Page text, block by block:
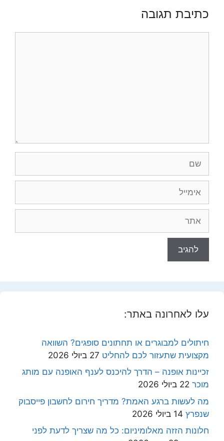
כתיבת תגובה
עלו לאחרונה באתר:
חיתולים למבוגרים או תחתונים סופגים? השוואה
מקצועית שתעזור לכם להחליט 27 ביולי 2026
זכיינות אופנה – הדרך להיכנס לענף האופנה עם מותג
מוכר 22 ביולי 2026
מה לעשות ברגע האמת? מדריך חירום לחשבון פייסבוק
שנפרץ 14 ביולי 2026
חלונות הזזה מאלומיניום: כל מה שצריך לדעת לפני